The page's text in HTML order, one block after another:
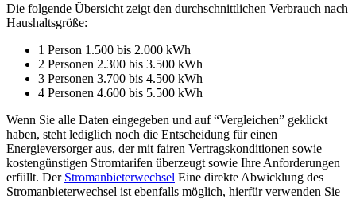
Die folgende Übersicht zeigt den durchschnittlichen Verbrauch nach
Haushaltsgröße:
1 Person 1.500 bis 2.000 kWh
2 Personen 2.300 bis 3.500 kWh
3 Personen 3.700 bis 4.500 kWh
4 Personen 4.600 bis 5.500 kWh
Wenn Sie alle Daten eingegeben und auf “Vergleichen” geklickt
haben, steht lediglich noch die Entscheidung für einen
Energieversorger aus, der mit fairen Vertragskonditionen sowie
kostengünstigen Stromtarifen überzeugt sowie Ihre Anforderungen
erfüllt. Der Stromanbieterwechsel Eine direkte Abwicklung des
Stromanbieterwechsel ist ebenfalls möglich, hierfür verwenden Sie